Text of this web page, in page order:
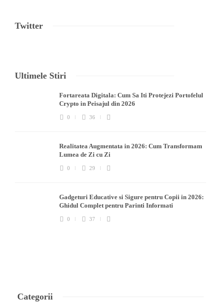
Twitter
Ultimele Stiri
Fortareata Digitala: Cum Sa Iti Protejezi Portofelul
Crypto in Peisajul din 2026
0 36
Realitatea Augmentata in 2026: Cum Transformam
Lumea de Zi cu Zi
0 29
Gadgeturi Educative si Sigure pentru Copii in 2026:
Ghidul Complet pentru Parinti Informati
0 37
Categorii